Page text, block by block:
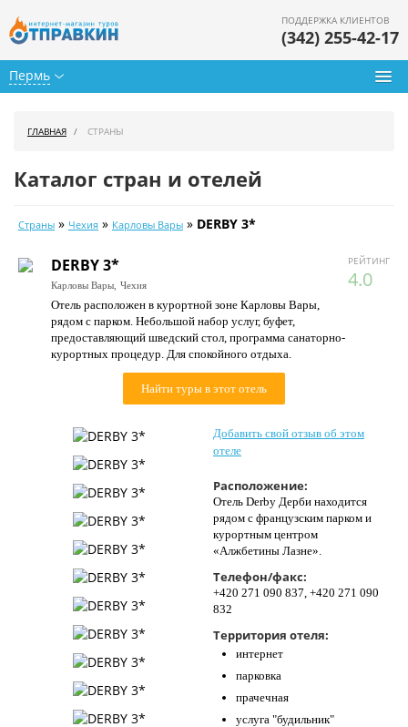
Пермь
ПОДДЕРЖКА КЛИЕНТОВ
(342) 255-42-17
Календарь туров
Цены дня
Страны
Как купить
Контакты
ГЛАВНАЯ СТРАНЫ
Каталог стран и отелей
Страны » Чехия » Карловы Вары » DERBY 3*
РЕЙТИНГ
4.0
DERBY 3*
Карловы Вары, Чехия
Отель расположен в курортной зоне Карловы Вары,
рядом с парком. Небольшой набор услуг, буфет,
предоставляющий шведский стол, программа санаторно-
курортных процедур. Для спокойного отдыха.
Найти туры в этот отель
Добавить свой отзыв об этом
отеле
Расположение:
Отель Derby Дерби находится
рядом с французским парком и
курортным центром
«Алжбетины Лазне».
Телефон/факс:
+420 271 090 837, +420 271 090
832
Территория отеля:
интернет
парковка
прачечная
услуга "будильник"